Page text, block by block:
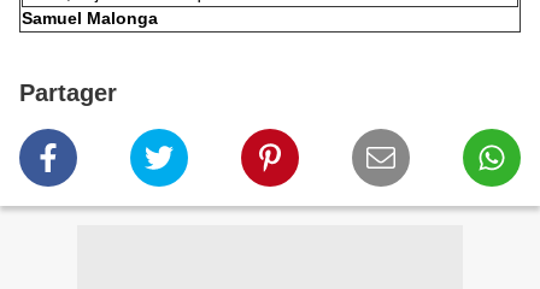
Samuel Malonga
Partager